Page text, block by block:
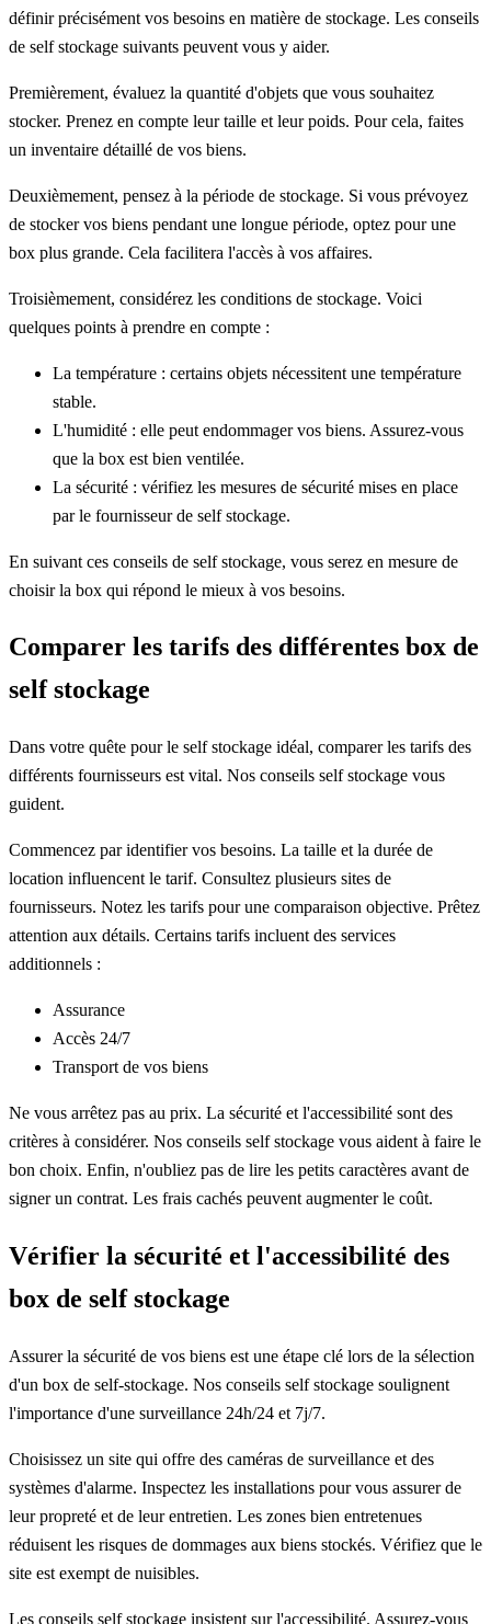
définir précisément vos besoins en matière de stockage. Les conseils
de self stockage suivants peuvent vous y aider.
Premièrement, évaluez la quantité d'objets que vous souhaitez
stocker. Prenez en compte leur taille et leur poids. Pour cela, faites
un inventaire détaillé de vos biens.
Deuxièmement, pensez à la période de stockage. Si vous prévoyez
de stocker vos biens pendant une longue période, optez pour une
box plus grande. Cela facilitera l'accès à vos affaires.
Troisièmement, considérez les conditions de stockage. Voici
quelques points à prendre en compte :
La température : certains objets nécessitent une température
stable.
L'humidité : elle peut endommager vos biens. Assurez-vous
que la box est bien ventilée.
La sécurité : vérifiez les mesures de sécurité mises en place
par le fournisseur de self stockage.
En suivant ces conseils de self stockage, vous serez en mesure de
choisir la box qui répond le mieux à vos besoins.
Comparer les tarifs des différentes box de
self stockage
Dans votre quête pour le self stockage idéal, comparer les tarifs des
différents fournisseurs est vital. Nos conseils self stockage vous
guident.
Commencez par identifier vos besoins. La taille et la durée de
location influencent le tarif. Consultez plusieurs sites de
fournisseurs. Notez les tarifs pour une comparaison objective. Prêtez
attention aux détails. Certains tarifs incluent des services
additionnels :
Assurance
Accès 24/7
Transport de vos biens
Ne vous arrêtez pas au prix. La sécurité et l'accessibilité sont des
critères à considérer. Nos conseils self stockage vous aident à faire le
bon choix. Enfin, n'oubliez pas de lire les petits caractères avant de
signer un contrat. Les frais cachés peuvent augmenter le coût.
Vérifier la sécurité et l'accessibilité des
box de self stockage
Assurer la sécurité de vos biens est une étape clé lors de la sélection
d'un box de self-stockage. Nos conseils self stockage soulignent
l'importance d'une surveillance 24h/24 et 7j/7.
Choisissez un site qui offre des caméras de surveillance et des
systèmes d'alarme. Inspectez les installations pour vous assurer de
leur propreté et de leur entretien. Les zones bien entretenues
réduisent les risques de dommages aux biens stockés. Vérifiez que le
site est exempt de nuisibles.
Les conseils self stockage insistent sur l'accessibilité. Assurez-vous